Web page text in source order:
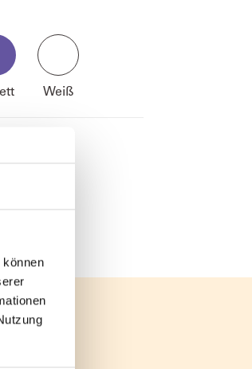
Weiß